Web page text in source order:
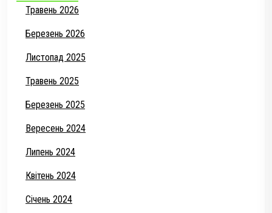
Травень 2026
Березень 2026
Листопад 2025
Травень 2025
Березень 2025
Вересень 2024
Липень 2024
Квітень 2024
Січень 2024